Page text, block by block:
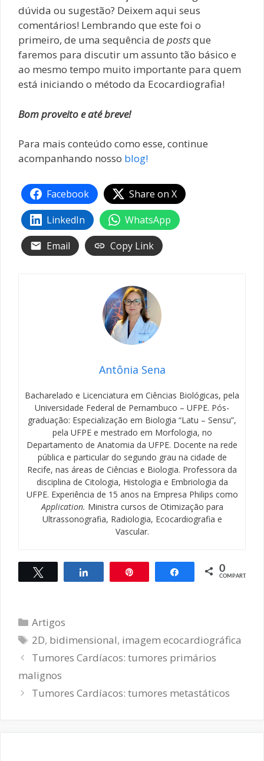
dúvida ou sugestão? Deixem aqui seus
comentários! Lembrando que este foi o
primeiro, de uma sequência de postsque
faremos para discutir um assunto tão básico e
ao mesmo tempo muito importante para quem
está iniciando o método da Ecocardiografia!
Bom proveito e até breve!
Para mais conteúdo como esse, continue
acompanhando nosso blog!
Facebook
Share on X
LinkedIn
WhatsApp
Email
Copy Link
Antônia Sena
Bacharelado e Licenciatura em Ciências Biológicas, pela
Universidade Federal de Pernambuco – UFPE. Pós-
graduação: Especialização em Biologia “Latu – Sensu”,
pela UFPE e mestrado em Morfologia, no
Departamento de Anatomia da UFPE. Docente na rede
pública e particular do segundo grau na cidade de
Recife, nas áreas de Ciências e Biologia. Professora da
disciplina de Citologia, Histologia e Embriologia da
UFPE. Experiência de 15 anos na Empresa Philips como
Application. Ministra cursos de Otimização para
Ultrassonografia, Radiologia, Ecocardiografia e
Vascular.
Compartilhar Compartilhar
0
COMPART.
Categorias
Artigos
Tags
2D, bidimensional, imagem ecocardiográfica
Navegação
de
Tumores Cardíacos: tumores primários
malignos
Tumores Cardíacos: tumores metastáticos